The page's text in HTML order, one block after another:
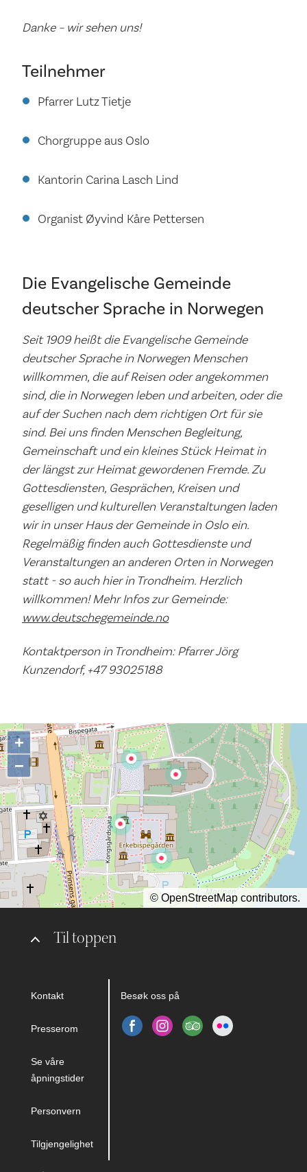
Danke – wir sehen uns!
Teilnehmer
Pfarrer Lutz Tietje
Chorgruppe aus Oslo
Kantorin Carina Lasch Lind
Organist Øyvind Kåre Pettersen
Die Evangelische Gemeinde
deutscher Sprache in Norwegen
Seit 1909 heißt die Evangelische Gemeinde
deutscher Sprache in Norwegen Menschen
willkommen, die auf Reisen oder angekommen
sind, die in Norwegen leben und arbeiten, oder die
auf der Suchen nach dem richtigen Ort für sie
sind. Bei uns finden Menschen Begleitung,
Gemeinschaft und ein kleines Stück Heimat in
der längst zur Heimat gewordenen Fremde. Zu
Gottesdiensten, Gesprächen, Kreisen und
geselligen und kulturellen Veranstaltungen laden
wir in unser Haus der Gemeinde in Oslo ein.
Regelmäßig finden auch Gottesdienste und
Veranstaltungen an anderen Orten in Norwegen
statt - so auch hier in Trondheim. Herzlich
willkommen! Mehr Infos zur Gemeinde:
www.deutschegemeinde.no
Kontaktperson in Trondheim: Pfarrer Jörg
Kunzendorf, +47 93025188
Til toppen
Kontakt
Presserom
Se våre
åpningstider
Personvern
Tilgjengelighet
Besøk oss på
+
−
© OpenStreetMap contributors.